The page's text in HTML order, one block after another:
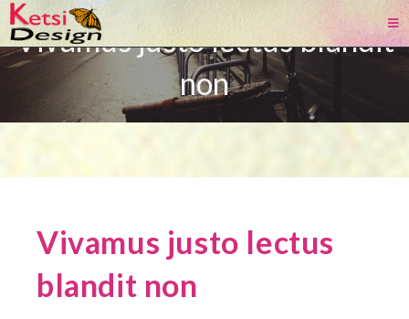
Vivamus justo lectus blandit
non
Vivamus justo lectus
blandit non